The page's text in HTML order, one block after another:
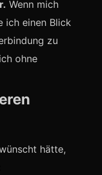
Wenn mich
ich einen Blick
zu
ohne
hätte,